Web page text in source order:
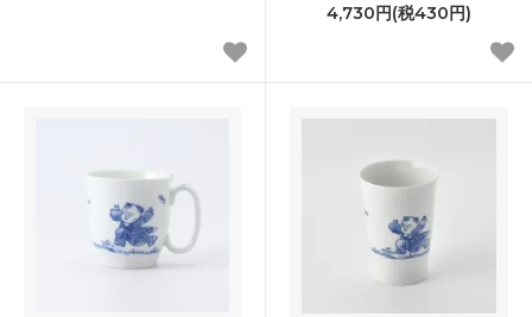
4,730円(税430円)